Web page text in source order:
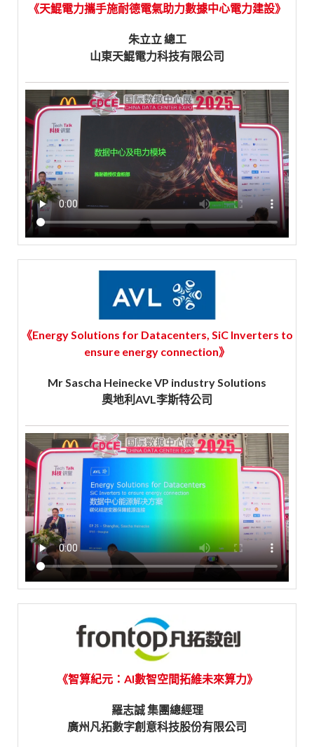
《天鯤電力攜手施耐德電氣助力數據中心電力建設》
朱立立 總工
山東天鯤電力科技有限公司
《Energy Solutions for Datacenters, SiC Inverters to
ensure energy connection》
Mr Sascha Heinecke VP industry Solutions
奧地利AVL李斯特公司
《智算紀元：AI數智空間拓維未來算力》
羅志誠 集團總經理
廣州凡拓數字創意科技股份有限公司